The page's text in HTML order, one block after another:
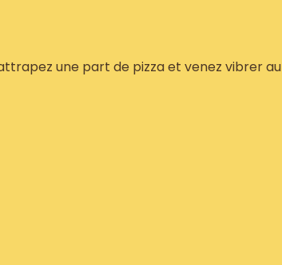
une part de pizza et venez vibrer au